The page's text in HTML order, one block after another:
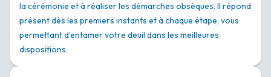
la cérémonie et à réaliser les démarches obsèques. Il répond
présent dès les premiers instants et à chaque étape, vous
permettant d’entamer votre deuil dans les meilleures
dispositions.